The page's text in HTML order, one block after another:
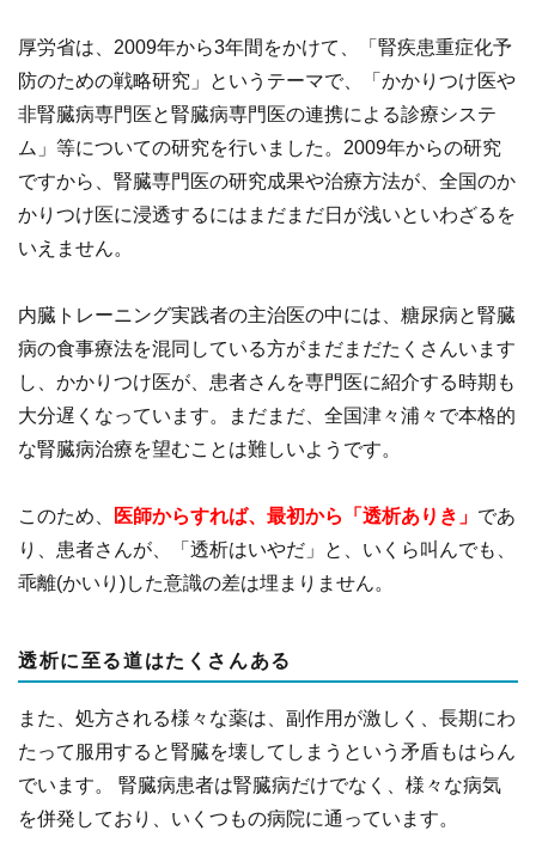
厚労省は、2009年から3年間をかけて、「腎疾患重症化予
防のための戦略研究」というテーマで、「かかりつけ医や
非腎臓病専門医と腎臓病専門医の連携による診療システ
ム」等についての研究を行いました。2009年からの研究
ですから、腎臓専門医の研究成果や治療方法が、全国のか
かりつけ医に浸透するにはまだまだ日が浅いといわざるを
いえません。
内臓トレーニング実践者の主治医の中には、糖尿病と腎臓
病の食事療法を混同している方がまだまだたくさんいます
し、かかりつけ医が、患者さんを専門医に紹介する時期も
大分遅くなっています。まだまだ、全国津々浦々で本格的
な腎臓病治療を望むことは難しいようです。
このため、 医師からすれば、最初から「透析ありき」 であ
り、患者さんが、「透析はいやだ」と、いくら叫んでも、
乖離(かいり)した意識の差は埋まりません。
透析に至る道はたくさんある
また、処方される様々な薬は、副作用が激しく、長期にわ
たって服用すると腎臓を壊してしまうという矛盾もはらん
でいます。 腎臓病患者は腎臓病だけでなく、様々な病気
を併発しており、いくつもの病院に通っています。